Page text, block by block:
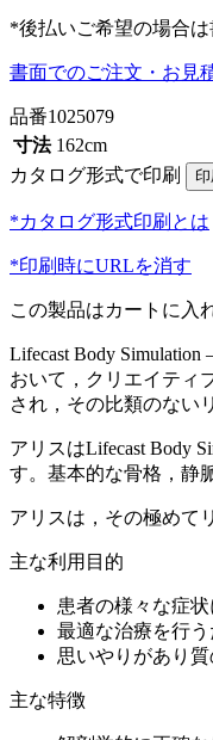
*後払いご希望の場合は
書面でのご注文・お見
品番1025079
寸法 162cm
カタログ形式で印刷
*カタログ形式印刷とは
*印刷時にURLを消す
この製品はカートに入
Lifecast Body
おいて，クリエイティ
され，その比類のない
アリスはLifecast Body
す。基本的な骨格，静
アリスは，その極めて
主な利用目的
患者の様々な症
最適な治療を行
思いやりがあり
主な特徴